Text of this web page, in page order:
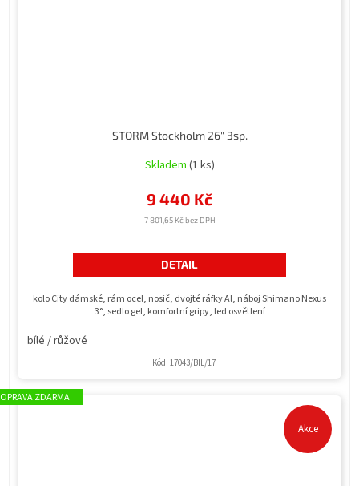
STORM Stockholm 26" 3sp.
Skladem (1 ks)
7 801,65 Kč bez DPH
9 440 Kč
DETAIL
kolo City dámské, rám ocel, nosič, dvojté ráfky Al, náboj Shimano Nexus
3°, sedlo gel, komfortní gripy, led osvětlení
bílé / růžové
Kód: 17043/BIL/17
Akce
ZDARMA